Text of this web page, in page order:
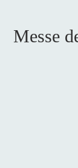
Messe